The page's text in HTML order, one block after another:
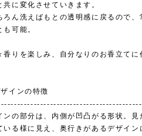
共に変化させていきます。
ろん洗えばもとの透明感に戻るので
も可能。
香りを楽しみ、自分なりのお香立てに
インの特徴
ンの部分は、内側が凹凸がる形状。
いる様に見え、奥行きがあるデザイ